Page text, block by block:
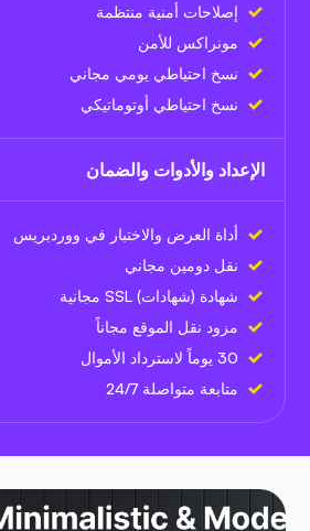
إصلاحات أمنية منتظمة
مونراكس للأمن
نسخ احتياطي يومي مجاني
نسخ احتياطي أوتوماتيكي
الإعداد والأدوات والضمان
أداة العرض والاختبار في ووردبريس
نقل دومين مجاني
شهادة (شهادات) SSL مجانية
مزود نقل الموقع مجاناً
30 يوماً لاسترداد الأموال
متابعة متواصلة 24/7